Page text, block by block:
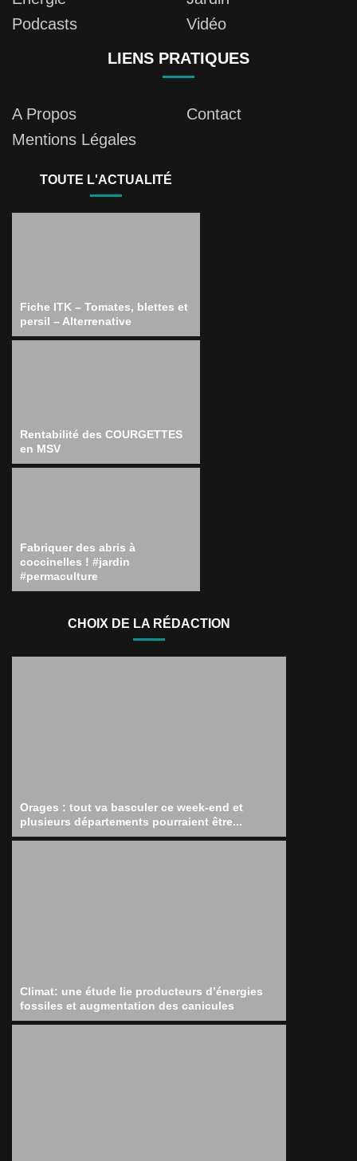
Podcasts
Vidéo
LIENS PRATIQUES
A Propos
Contact
Mentions Légales
TOUTE L'ACTUALITÉ
Fiche ITK – Tomates, blettes et
persil – Alterrenative
Rentabilité des COURGETTES
en MSV
Fabriquer des abris à
coccinelles ! #jardin
#permaculture
CHOIX DE LA RÉDACTION
Orages : tout va basculer ce week-end et
plusieurs départements pourraient être...
Climat: une étude lie producteurs d’énergies
fossiles et augmentation des canicules